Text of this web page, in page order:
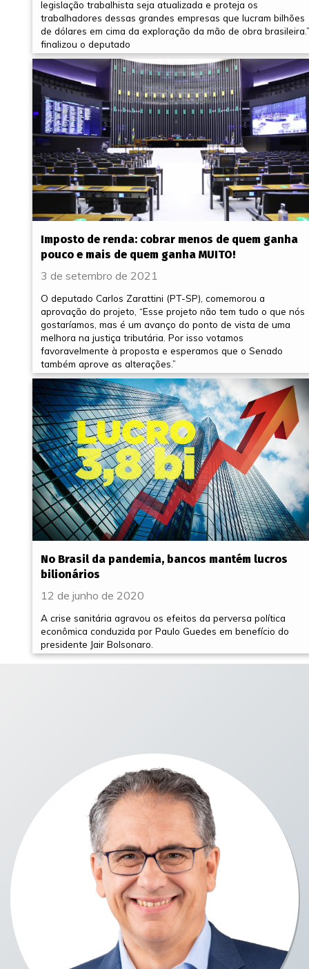
legislação trabalhista seja atualizada e proteja os
trabalhadores dessas grandes empresas que lucram bilhões
de dólares em cima da exploração da mão de obra
finalizou o deputado
Imposto de renda: cobrar menos de quem ganha
pouco e mais de quem ganha MUITO!
3 de setembro de 2021
O deputado Carlos Zarattini (PT-SP), comemorou a
aprovação do projeto, “Esse projeto não tem tudo o que nós
gostaríamos, mas é um avanço do ponto de vista de uma
melhora na justiça tributária. Por isso votamos
favoravelmente à proposta e esperamos que o Senado
também aprove as alterações.”
No Brasil da pandemia, bancos mantém lucros
bilionários
12 de junho de 2020
A crise sanitária agravou os efeitos da perversa política
econômica conduzida por Paulo Guedes em benefício do
presidente Jair Bolsonaro.